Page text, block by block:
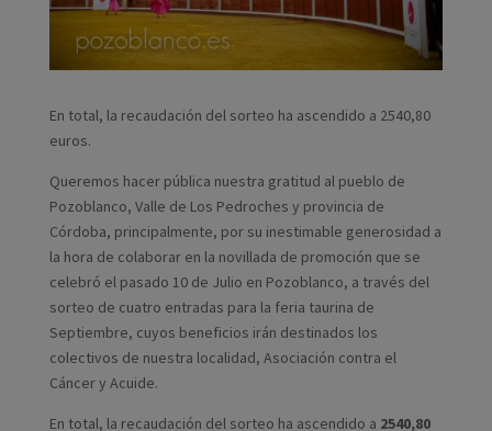
En total, la recaudación del sorteo ha ascendido a 2540,80
euros.
Queremos hacer pública nuestra gratitud al pueblo de
Pozoblanco, Valle de Los Pedroches y provincia de
Córdoba, principalmente, por su inestimable generosidad a
la hora de colaborar en la novillada de promoción que se
celebró el pasado 10 de Julio en Pozoblanco, a través del
sorteo de cuatro entradas para la feria taurina de
Septiembre, cuyos beneficios irán destinados los
colectivos de nuestra localidad, Asociación contra el
Cáncer y Acuide.
En total, la recaudación del sorteo ha ascendido a 2540,80